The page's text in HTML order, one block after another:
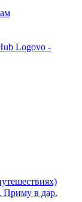
Logovo -
в дар.